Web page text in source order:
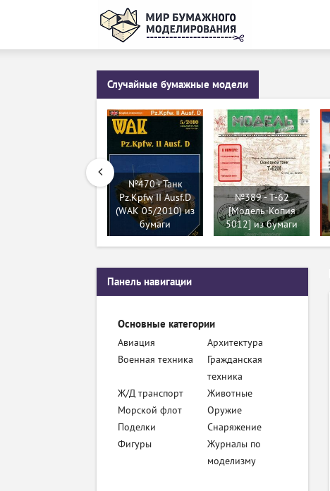
Случайные бумажные модели
№470 - Танк
Pz.Kpfw II Ausf.D
(WAK 05/2010) из
бумаги
№389 - T-62
[Модель-Копия
5012] из бумаги
Панель навигации
Основные категории
Авиация
Архитектура
Военная техника
Гражданская
техника
Ж/Д транспорт
Животные
Морской флот
Оружие
Поделки
Снаряжение
Фигуры
Журналы по
моделизму